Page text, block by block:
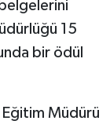
15
bir ödül
Müdürü